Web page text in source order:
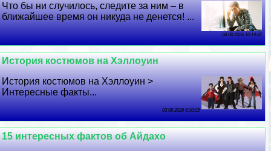
Что бы ни случилось, следите за ним – в
ближайшее время он никуда не денется! ...
04 08 2026 10:19:47
История костюмов на Хэллоуин
История костюмов на Хэллоуин >
Интересные факты...
03 08 2026 6:30:25
15 интересных фактов об Айдахо